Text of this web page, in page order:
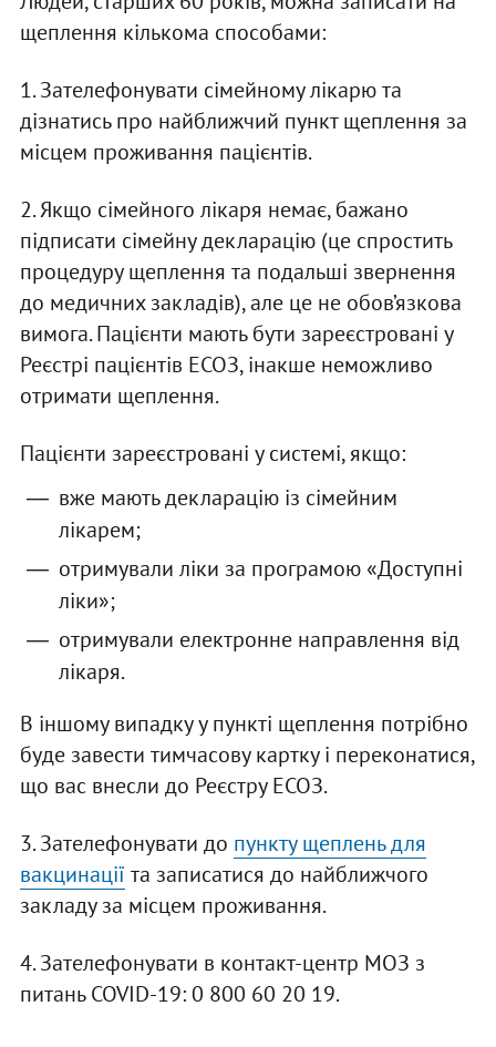
щеплення кількома способами:
1. Зателефонувати сімейному лікарю та
дізнатись про найближчий пункт щеплення за
місцем проживання пацієнтів.
2. Якщо сімейного лікаря немає, бажано
підписати сімейну декларацію (це спростить
процедуру щеплення та подальші звернення
до медичних закладів), але це не обов’язкова
вимога. Пацієнти мають бути зареєстровані у
Реєстрі пацієнтів ЕСОЗ, інакше неможливо
отримати щеплення.
Пацієнти зареєстровані у системі, якщо:
вже мають декларацію із сімейним
лікарем;
отримували ліки за програмою «Доступні
ліки»;
отримували електронне направлення від
лікаря.
В іншому випадку у пункті щеплення потрібно
буде завести тимчасову картку і переконатися,
що вас внесли до Реєстру ЕСОЗ.
3. Зателефонувати до пункту щеплень для
вакцинації та записатися до найближчого
закладу за місцем проживання.
4. Зателефонувати в контакт-центр МОЗ з
питань COVID-19: 0 800 60 20 19.